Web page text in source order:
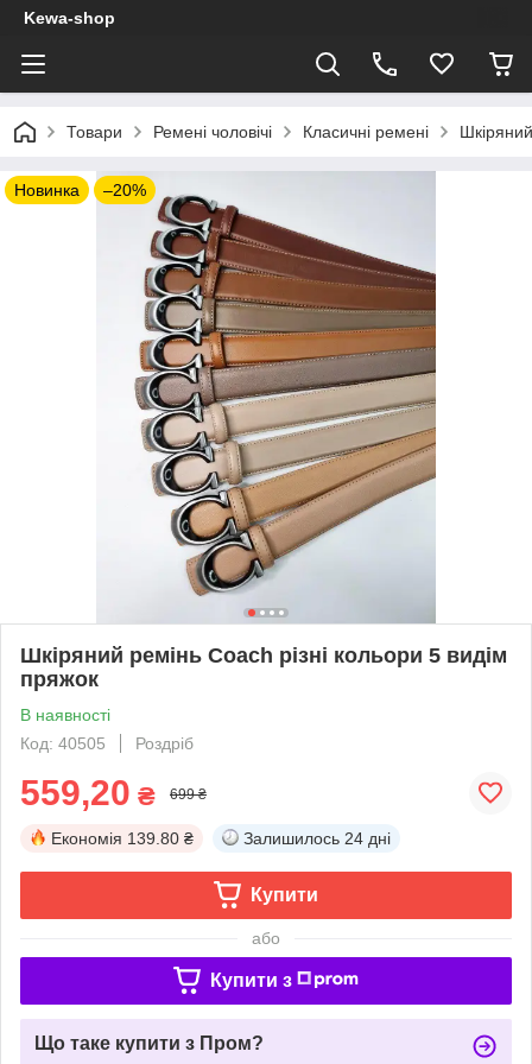
Kewa-shop
Товари Ремені чоловічі Класичні ремені
Новинка –20%
Шкіряний ремінь Coach різні кольори 5 видім
пряжок
В наявності
Код: 40505
Роздріб
559,20 ₴ 699 ₴
Економія 139.80 ₴ Залишилось 24 дні
Купити
або
Купити з
Що таке купити з Пром?